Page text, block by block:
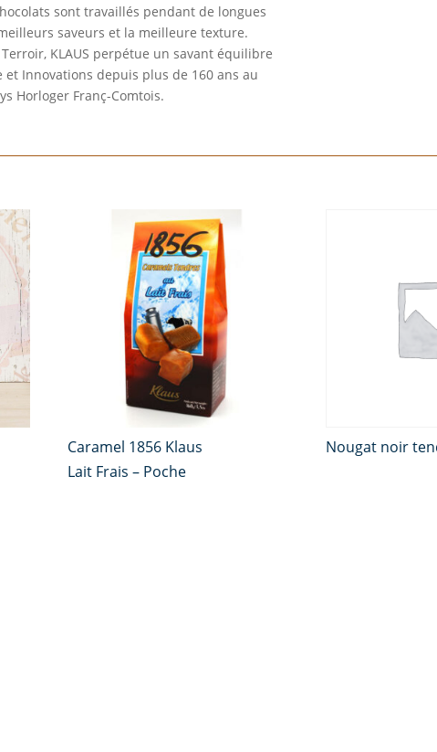
sont travaillés pendant de longues
saveurs et la meilleure texture.
KLAUS perpétue un savant équilibre
et Innovations depuis plus de 160 ans au
Horloger Franç-Comtois.
Caramel 1856 Klaus
Lait Frais – Poche
Nougat noir